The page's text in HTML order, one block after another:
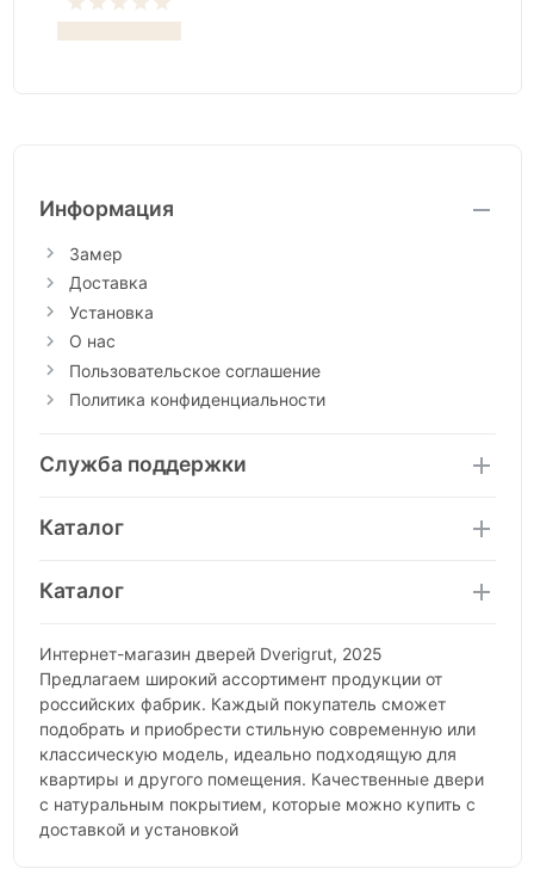
Информация
Замер
Доставка
Установка
О нас
Пользовательское соглашение
Политика конфиденциальности
Служба поддержки
Каталог
Каталог
Интернет-магазин дверей Dverigrut, 2025
Предлагаем широкий ассортимент продукции от
российских фабрик. Каждый покупатель сможет
подобрать и приобрести стильную современную или
классическую модель, идеально подходящую для
квартиры и другого помещения. Качественные двери
с натуральным покрытием, которые можно купить с
доставкой и установкой